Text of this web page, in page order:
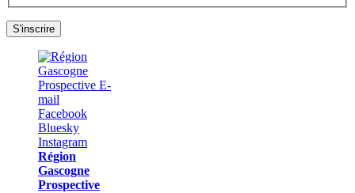
Région
Gascogne
Prospective